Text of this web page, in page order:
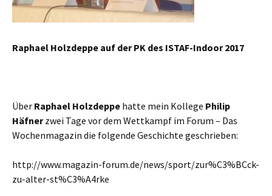
Raphael Holzdeppe auf der PK des ISTAF-Indoor 2017
Über Raphael Holzdeppe hatte mein Kollege Philip
Häfnerzwei Tage vor dem Wettkampf im Forum – Das
Wochenmagazin die folgende Geschichte geschrieben:
http://www.magazin-forum.de/news/sport/zur%C3%BCck-
zu-alter-st%C3%A4rke